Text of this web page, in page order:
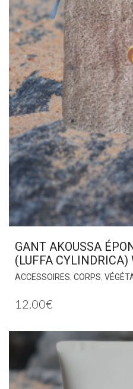
GANT AKOUSSA
(LUFFA
ACCESSOIRES CORPS
12.00€